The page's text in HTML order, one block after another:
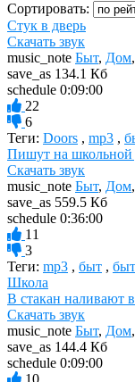
Сортировать:
Стук в дверь
Скачать звук
music_note Быт, Дом,
save_as 134.1 Кб
schedule 0:09:00
22
6
Теги: Doors , mp3 ,
Пишут на школьной
Скачать звук
music_note Быт, Дом,
save_as 559.5 Кб
schedule 0:36:00
11
3
Теги: mp3 , быт ,
Школа
В стакан наливают
Скачать звук
music_note Быт, Дом,
save_as 144.4 Кб
schedule 0:09:00